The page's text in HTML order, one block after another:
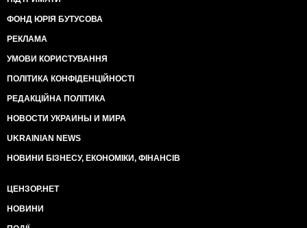
ФОНД ЮРІЯ БУТУСОВА
РЕКЛАМА
УМОВИ КОРИСТУВАННЯ
ПОЛІТИКА КОНФІДЕНЦІЙНОСТІ
РЕДАКЦІЙНА ПОЛІТИКА
НОВОСТИ УКРАИНЫ И МИРА
UKRAINIAN NEWS
НОВИНИ БІЗНЕСУ, ЕКОНОМІКИ, ФІНАНСІВ
ЦЕНЗОР.НЕТ
НОВИНИ